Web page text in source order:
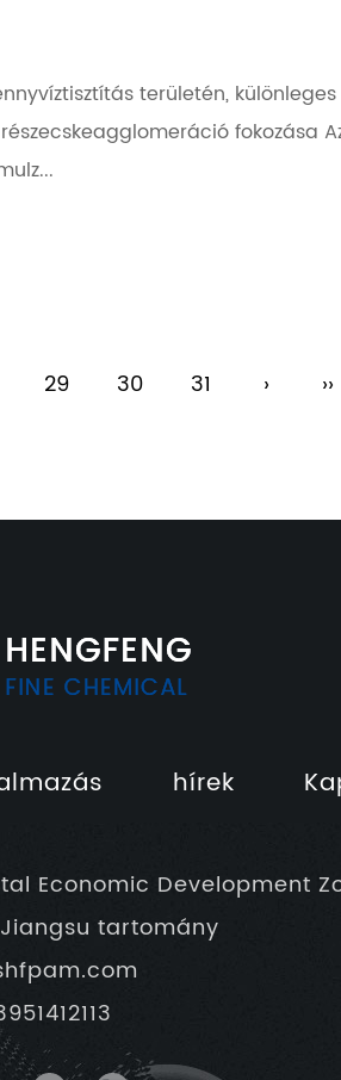
területén,
fokozása
29 30 31 › ››
hírek
Economic Development
tartomány